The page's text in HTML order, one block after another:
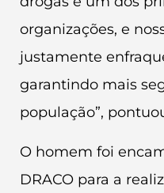
organizações, e
justamente
garantindo mais
população”,
O homem foi
DRACO para a